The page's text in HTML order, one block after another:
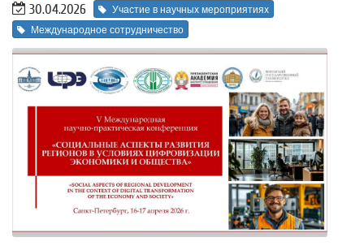
30.04.2026
Участие в научных мероприятиях
Международное сотрудничество